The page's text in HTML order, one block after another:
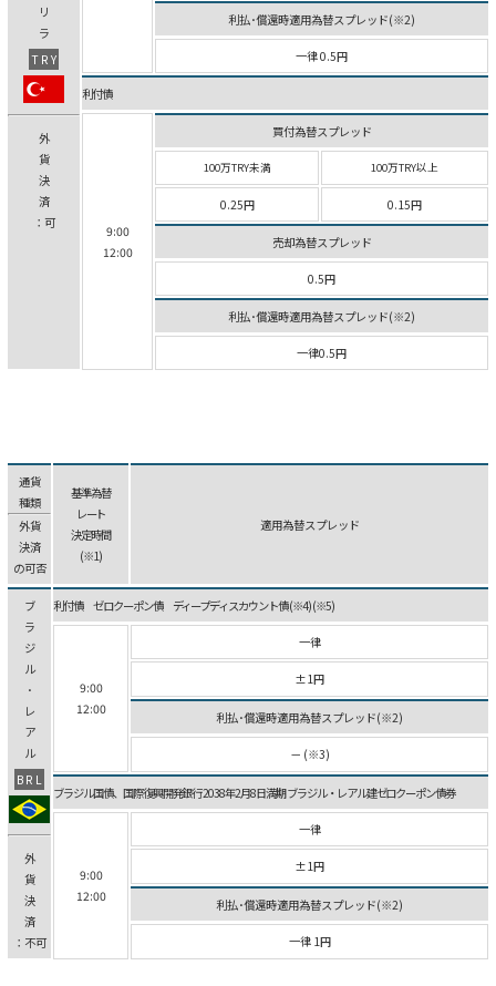
リ
ラ
TRY
外
貨
決
済
：可
利払･償還時適用為替スプレッド(※2)
一律 0.5円
利付債
9:00
12:00
買付為替スプレッド
100万TRY未満 100万TRY以上
0.25円 0.15円
売却為替スプレッド
0.5円
利払･償還時適用為替スプレッド(※2)
一律0.5円
通貨
種類
外貨
決済
の可否
基準為替
レート
決定時間
(※1)
適用為替スプレッド
ブ
ラ
ジ
ル
･
レ
ア
ル
BRL
外
貨
決
済
：不可
利付債 ゼロクーポン債 ディープディスカウント債 (※4) (※5)
9:00
12:00
一律
±1円
利払･償還時適用為替スプレッド(※2)
－ (※3)
ブラジル国債、国際復興開発銀行 2038年2月8日満期 ブラジル・レアル建ゼロクーポン債券
9:00
12:00
一律
±1円
利払･償還時適用為替スプレッド(※2)
一律 1円